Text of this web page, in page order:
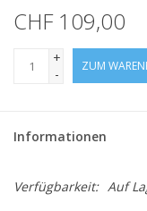
CHF 109,00
+
-
ZUM
Informationen
Verfügbarkeit: Auf